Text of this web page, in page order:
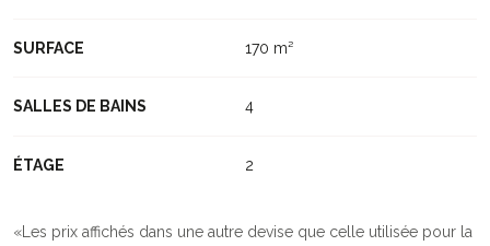
SURFACE 170 m²
SALLES DE BAINS 4
ÉTAGE 2
Les prix affichés dans une autre devise que celle utilisée pour la